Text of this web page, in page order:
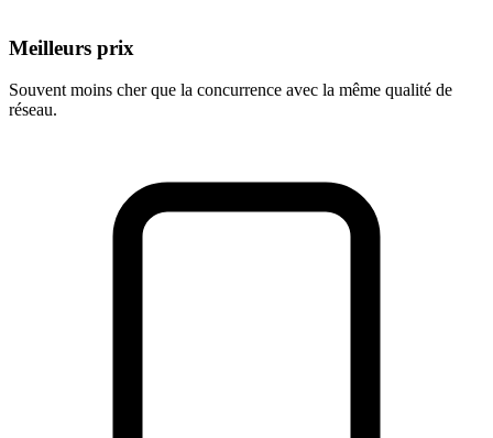
Meilleurs prix
Souvent moins cher que la concurrence avec la même qualité de
réseau.